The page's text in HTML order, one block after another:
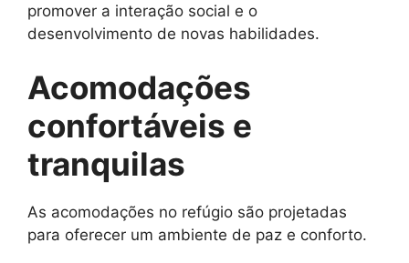
promover a interação social e o
desenvolvimento de novas habilidades.
Acomodações
confortáveis e
tranquilas
As acomodações no refúgio são projetadas
para oferecer um ambiente de paz e conforto.